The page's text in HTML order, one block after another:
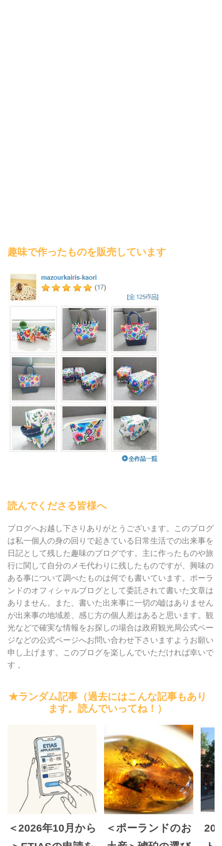
趣味で作ったものを販売しています
読んでくださる皆様へ
ブログへお越し下さりありがとうございます。このブログ
は私一個人の身の回りで起きている日常生活での出来事を
日記として残した趣味のブログです。主に作ったものや旅
行に関して自分のメモ代わりに残したものですが、興味の
ある事について調べたものは何でも書いています。ポーラ
ンドのオフィシャルブログとして委託されて書いた文章は
ありません。また、書いた出来事に一切の嘘はありません
が出来事の地域差、感じ方の個人差はあると思います。観
光などで確実な情報をお探しの場合は政府観光局公式ペー
ジなどの公式ページへお問い合わせ下さいますようお願い
申し上げます。このブログを楽しんでいただければ幸いで
す 。
★ランダム記事（過去にはこんな記事もあり
ます。読んでいってね！）
＜2026年10月から
＜ポーランドのお